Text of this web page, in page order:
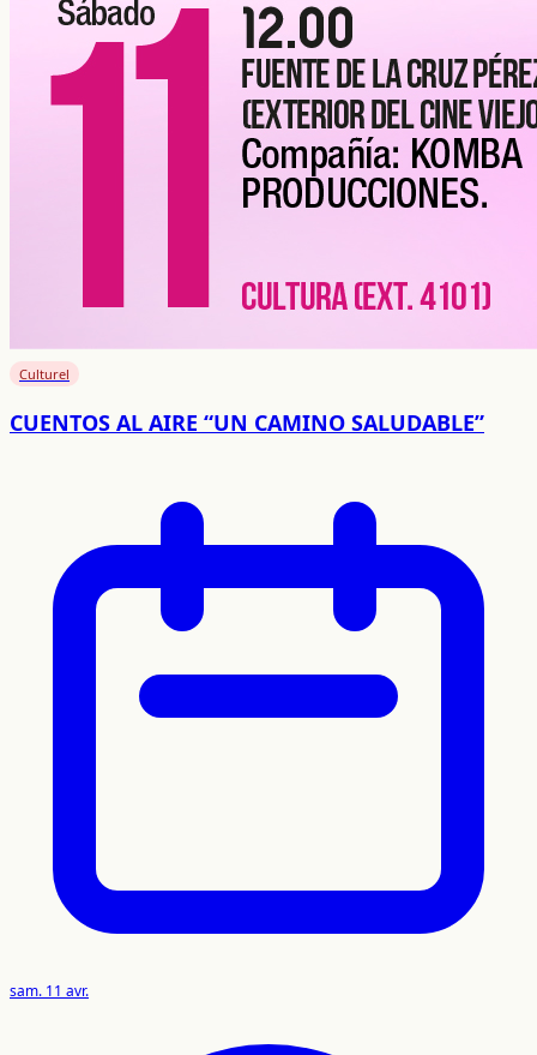
Culturel
CUENTOS AL AIRE “UN CAMINO SALUDABLE”
sam. 11 avr.